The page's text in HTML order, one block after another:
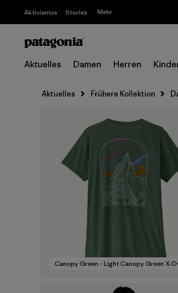
Aktivismus Stories Mehr
Aktuelles Damen Herren
Aktuelles Frühere Kollektion
Canopy Green - Light Canopy Green X-